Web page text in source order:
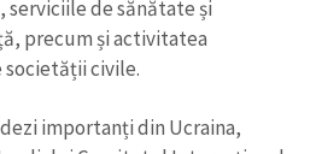
de sănătate și
precum și activitatea
civile.
importanți din Ucraina,